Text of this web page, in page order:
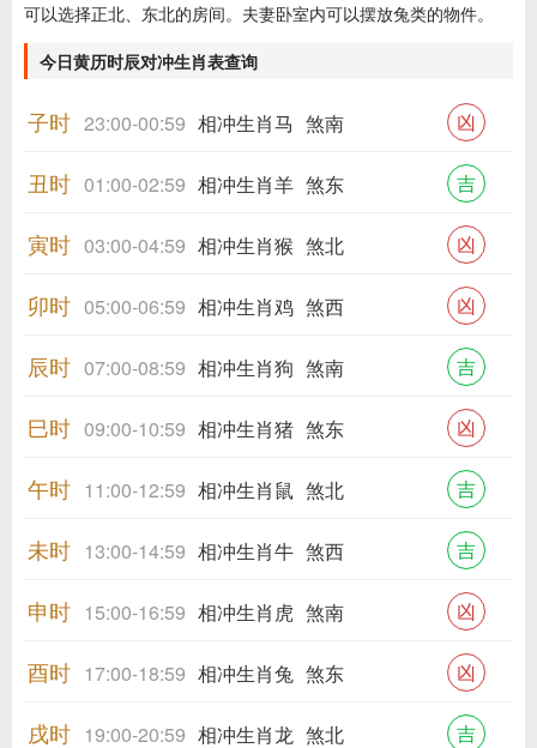
可以选择正北、东北的房间。夫妻卧室内可以摆放兔类的物件。
今日黄历时辰对冲生肖表查询
子时 23:00-00:59 相冲生肖马 煞南 凶
丑时 01:00-02:59 相冲生肖羊 煞东 吉
寅时 03:00-04:59 相冲生肖猴 煞北 凶
卯时 05:00-06:59 相冲生肖鸡 煞西 凶
辰时 07:00-08:59 相冲生肖狗 煞南 吉
巳时 09:00-10:59 相冲生肖猪 煞东 凶
午时 11:00-12:59 相冲生肖鼠 煞北 吉
未时 13:00-14:59 相冲生肖牛 煞西 吉
申时 15:00-16:59 相冲生肖虎 煞南 凶
酉时 17:00-18:59 相冲生肖兔 煞东 凶
戌时 19:00-20:59 相冲生肖龙 煞北 吉